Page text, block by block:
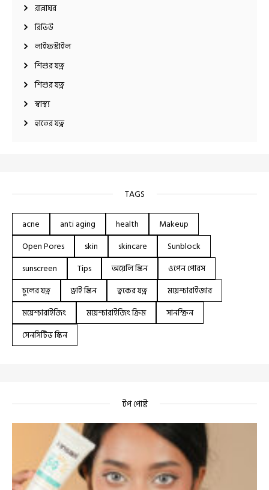
রান্নাঘর
রিভিউ
লাইফস্টাইল
শিশুর যত্ন
শিশুর যত্ন
স্বাস্থ্য
হাতের যত্ন
TAGS
acne anti aging health
Makeup
Open Pores
skin skincare
Sunblock
sunscreen
Tips অয়েলি স্কিন
ওপেন পোরস
চুলের যত্ন
ড্রাই স্কিন ত্বকের যত্ন
ময়েশ্চারাইজার
ময়েশ্চারাইজিং
ময়েশ্চারাইজিং ক্রিম
সানস্ক্রিন
সেনসিটিভ স্কিন
টপ পোষ্ট